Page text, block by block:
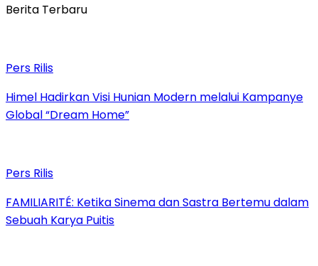
Berita Terbaru
Pers Rilis
Himel Hadirkan Visi Hunian Modern melalui Kampanye
Global “Dream Home”
Pers Rilis
FAMILIARITÉ: Ketika Sinema dan Sastra Bertemu dalam
Sebuah Karya Puitis